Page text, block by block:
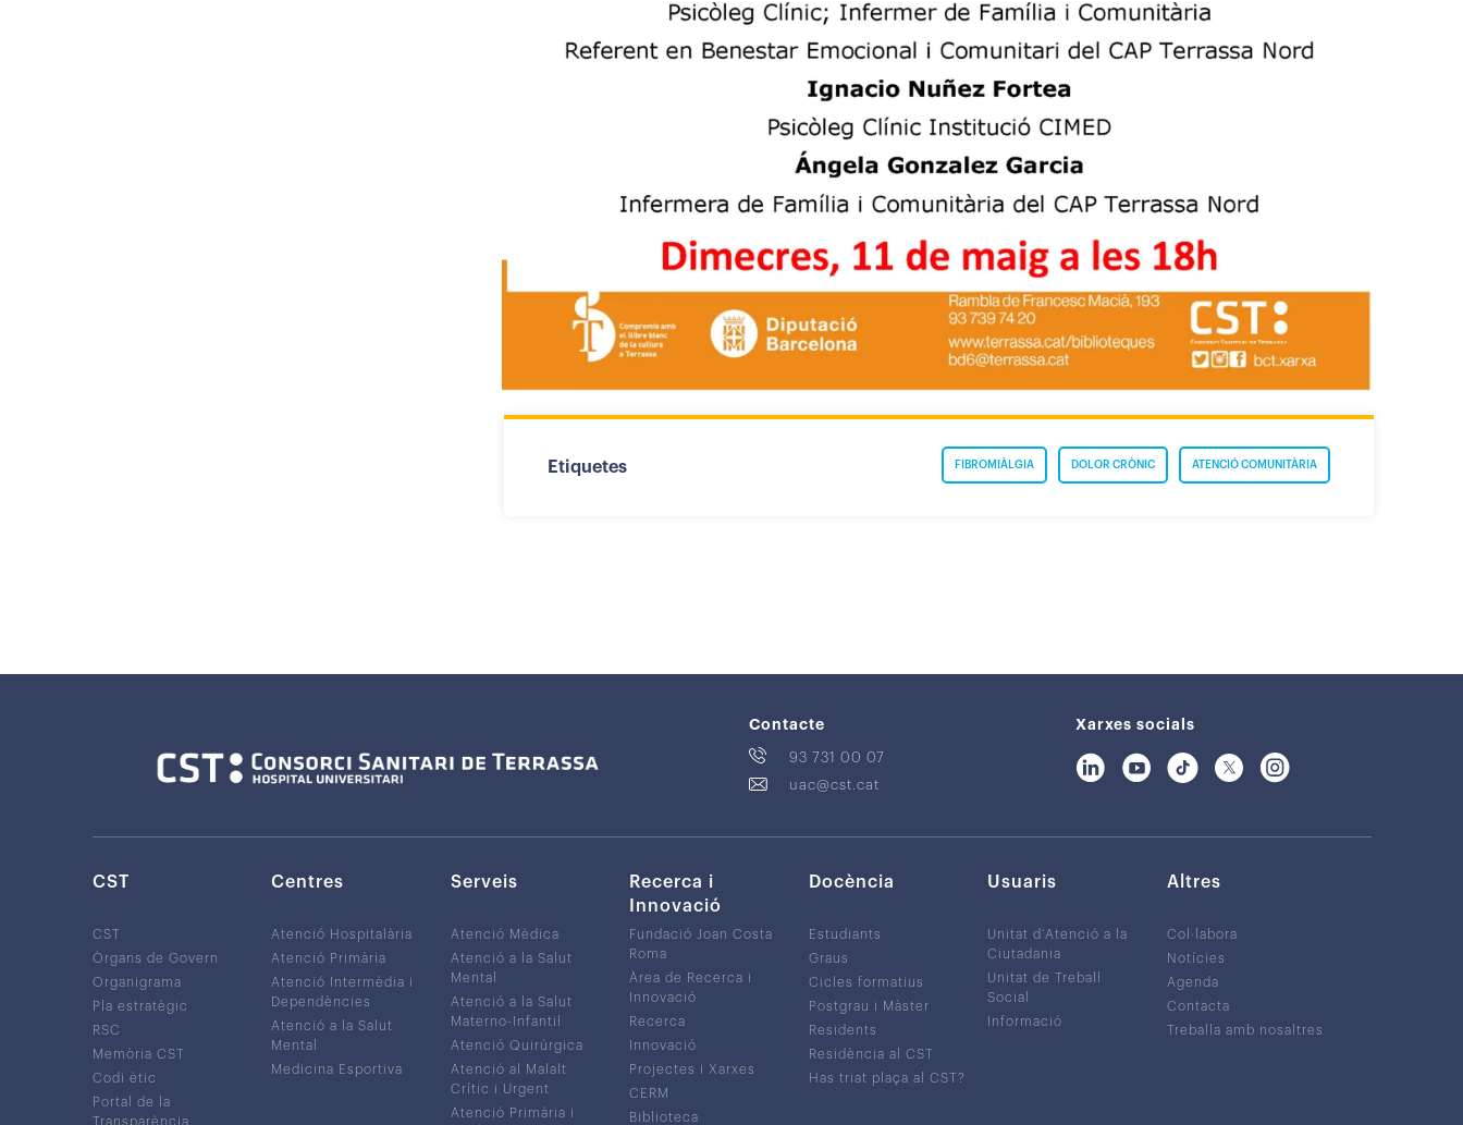
Etiquetes ATENCIÓ COMUNITÀRIA
DOLOR CRÒNIC
FIBROMIÀLGIA
Contacte
93 731 00 07
uac@cst.cat
Xarxes socials
CST
CST
Òrgans de Govern
Organigrama
Pla estratègic
RSC
Memòria CST
Codi ètic
Portal de la
Transparència
Centres
Atenció Hospitalària
Atenció Primària
Atenció Intermèdia i
Dependències
Atenció a la Salut
Mental
Medicina Esportiva
Serveis
Atenció Mèdica
Atenció a la Salut
Mental
Atenció a la Salut
Materno-Infantil
Atenció Quirúrgica
Atenció al Malalt
Crític i Urgent
Atenció Primària i
Recerca i
Innovació
Fundació Joan Costa
Roma
Àrea de Recerca i
Innovació
Recerca
Innovació
Projectes i Xarxes
CERM
Biblioteca
Docència
Estudiants
Graus
Cicles formatius
Postgrau i Màster
Residents
Residència al CST
Has triat plaça al CST?
Usuaris
Unitat d’Atenció a la
Ciutadania
Unitat de Treball
Social
Informació
Altres
Col·labora
Notícies
Agenda
Contacta
Treballa amb nosaltres